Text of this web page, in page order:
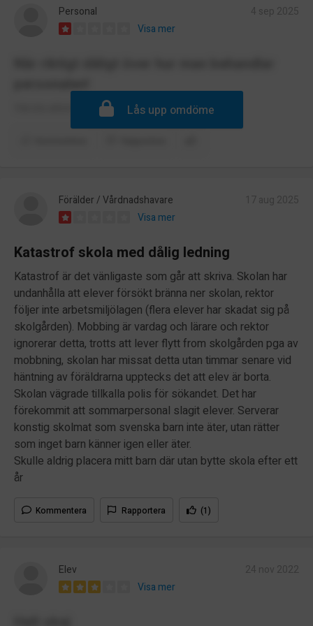
Personal
Visa mer
Värsta arbetsplatsen! Lås upp omdöme
Förälder / Vårdnadshavare
Visa mer
Katastrof skola med dålig ledning
Katastrof är det vänligaste som går att skriva. Skolan har
undanhålla att elever försökt bränna ner skolan, rektor
följer inte arbetsmiljölagen (flera elever har skadat sig på
skolgården). Mobbing är vardag och lärare och rektor
ignorerar detta, trotts att lever flytt from skolgården pga av
mobbning, skolan har missat detta utan timmar senare vid
häntning av föräldrarna upptecks det att elev är borta.
Skolan vägrade tillkalla polis för sökandet. Det har
förekommit att sommarpersonal slagit elever. Serverar
konstig skolmat som svenska barn inte äter, utan rätter
som inget barn känner igen eller äter.
Skulle aldrig placera mitt barn där utan bytte skola efter ett
år
Kommentera Rapportera (1)
Elev
Visa mer